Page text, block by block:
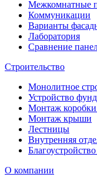
Межкомнатные
Коммуникации
Варианты
Лаборатория
Сравнение
Строительство
Монолитное
Устройство
Монтаж
Монтаж крыши
Лестницы
Внутренняя
О компании